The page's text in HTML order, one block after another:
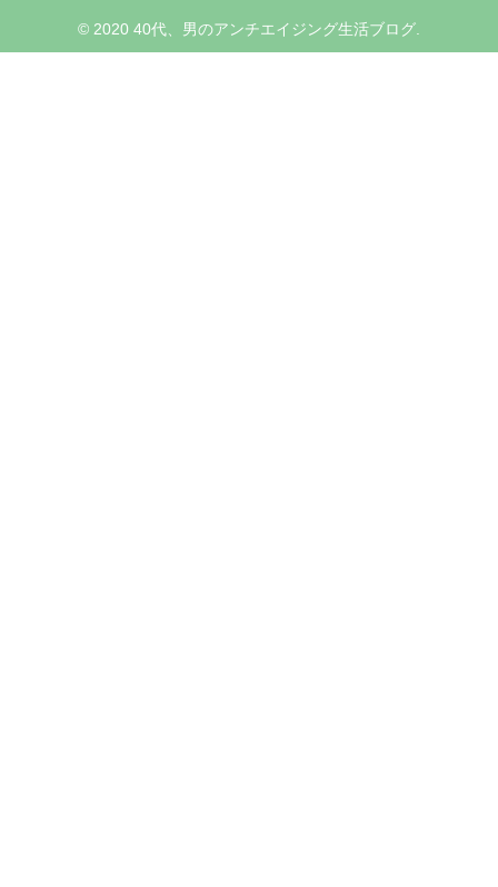
© 2020 40代、男のアンチエイジング生活ブログ.